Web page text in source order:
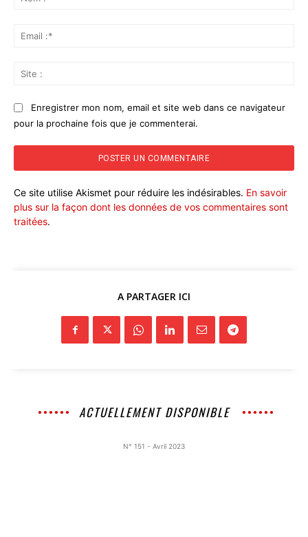
Enregistrer mon nom, email et site web dans ce navigateur
pour la prochaine fois que je commenterai.
Ce site utilise Akismet pour réduire les indésirables. En savoir
plus sur la façon dont les données de vos commentaires sont
traitées.
A PARTAGER ICI
ACTUELLEMENT DISPONIBLE
N° 151 - Avril 2023